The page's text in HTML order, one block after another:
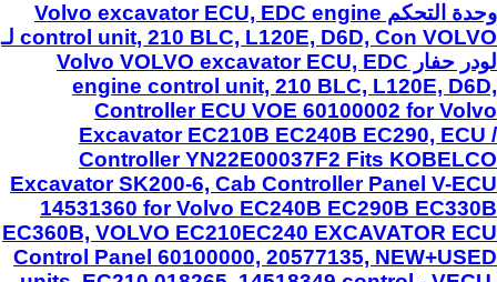
وحدة التحكم Volvo excavator ECU, EDC engine
control unit, 210 BLC, L120E, D6D, Con VOLVO لـ
لودر حفار Volvo VOLVO excavator ECU, EDC
engine control unit, 210 BLC, L120E, D6D,
Controller ECU VOE 60100002 for Volvo
Excavator EC210B EC240B EC290, ECU /
Controller YN22E00037F2 Fits KOBELCO
Excavator SK200-6, Cab Controller Panel V-ECU
14531360 for Volvo EC240B EC290B EC330B
EC360B, VOLVO EC210EC240 EXCAVATOR ECU
Control Panel 60100000, 20577135, NEW+USED